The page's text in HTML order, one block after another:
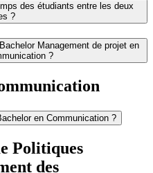
des étudiants entre les deux
?
Management de projet en
?
en Communication ?
Politiques
des